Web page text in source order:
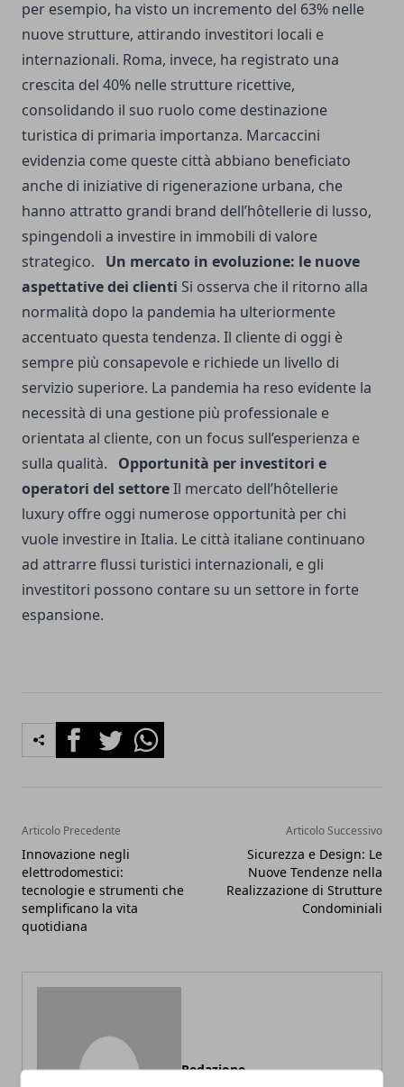
per esempio, ha visto un incremento del 63% nelle
nuove strutture, attirando investitori locali e
internazionali. Roma, invece, ha registrato una
crescita del 40% nelle strutture ricettive,
consolidando il suo ruolo come destinazione
turistica di primaria importanza. Marcaccini
evidenzia come queste città abbiano beneficiato
anche di iniziative di rigenerazione urbana, che
hanno attratto grandi brand dell’hôtellerie di lusso,
spingendoli a investire in immobili di valore
strategico.
Un mercato in evoluzione: le nuove
aspettative dei clienti Si osserva che il ritorno alla
normalità dopo la pandemia ha ulteriormente
accentuato questa tendenza. Il cliente di oggi è
sempre più consapevole e richiede un livello di
servizio superiore. La pandemia ha reso evidente la
necessità di una gestione più professionale e
orientata al cliente, con un focus sull’esperienza e
sulla qualità.
Opportunità per investitori e
operatori del settoreIl mercato dell’hôtellerie
luxury offre oggi numerose opportunità per chi
vuole investire in Italia. Le città italiane continuano
ad attrarre flussi turistici internazionali, e gli
investitori possono contare su un settore in forte
espansione.
FacebookTwitterWhatsapp
Articolo Precedente
Innovazione negli
elettrodomestici:
tecnologie e strumenti che
semplificano la vita
quotidiana
Articolo Successivo
Sicurezza e Design: Le
Nuove Tendenze nella
Realizzazione di Strutture
Condominiali
Redazione